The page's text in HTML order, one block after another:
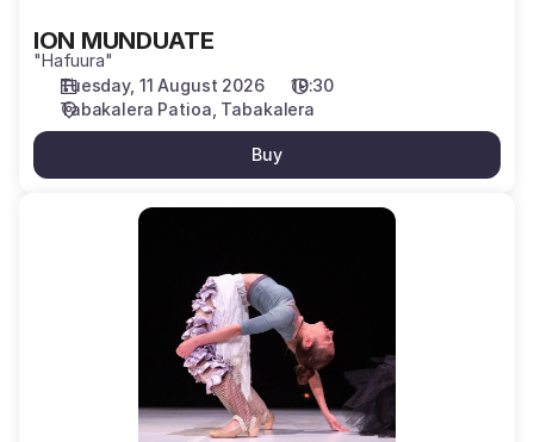
ION MUNDUATE
"Hafuura"
Tuesday, 11 August 2026
19:30
Tabakalera Patioa Tabakalera
Buy